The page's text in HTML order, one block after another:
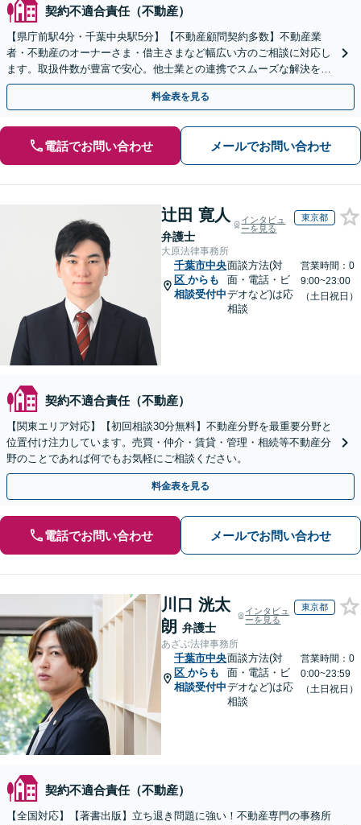
契約不適合責任（不動産）
【県庁前駅4分・千葉中央駅5分】【不動産顧問契約多数】不動産業
者・不動産のオーナーさま・借主さまなど幅広い方のご相談に対応し
ます。取扱件数が豊富で安心。他士業との連携でスムーズな解決を目
指します。【初回相談30分無料】【電話相談可能】
料金表を見る
電話でお問い合わせ メールでお問い合わせ
辻田 寛人
弁護士
インタビュ
ーを見る
東京都
大原法律事務所
千葉市中央
区 からも
相談受付中
面談方法(対
面・電話・ビ
デオなど)は応
相談
営業時間：0
9:00~23:00
（土日祝日）
契約不適合責任（不動産）
【関東エリア対応】【初回相談30分無料】不動産分野を最重要分野と
位置付け注力しています。売買・仲介・賃貸・管理・相続等不動産分
野のことであれば何でもお気軽にご相談ください。
料金表を見る
電話でお問い合わせ メールでお問い合わせ
川口 洸太
朗 弁護士
インタビュ
ーを見る
東京都
あざぶ法律事務所
千葉市中央
区 からも
相談受付中
面談方法(対
面・電話・ビ
デオなど)は応
相談
営業時間：0
0:00~23:59
（土日祝日）
契約不適合責任（不動産）
【全国対応】【著書出版】立ち退き問題に強い！不動産専門の事務所